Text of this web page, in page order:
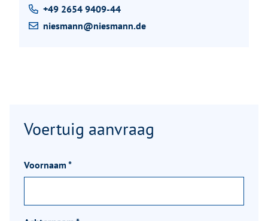
+49 2654 9409-44
niesmann@niesmann.de
Voertuig aanvraag
Voornaam *